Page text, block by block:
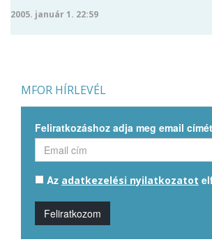
2005. január 1. 22:59
MFOR HÍRLEVÉL
Feliratkozáshoz adja meg email
Az adatkezelési nyilatkozatot
Feliratkozom